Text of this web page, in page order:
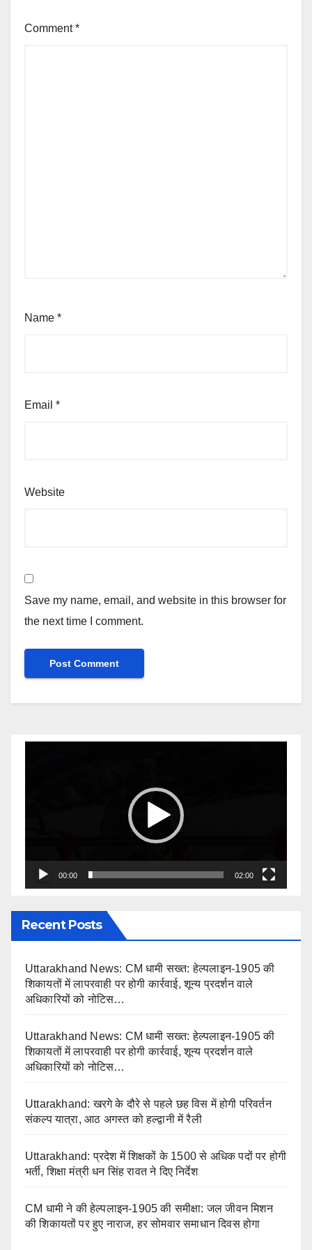
Comment*
Name *
Email *
Website
Save my name, email, and website in this browser for
the next time I comment.
00:00 02:00
Recent Posts
Uttarakhand News: CM धामी सख्त: हेल्पलाइन-1905 की
शिकायतों में लापरवाही पर होगी कार्रवाई, शून्य प्रदर्शन वाले
अधिकारियों को नोटिस…
Uttarakhand News: CM धामी सख्त: हेल्पलाइन-1905 की
शिकायतों में लापरवाही पर होगी कार्रवाई, शून्य प्रदर्शन वाले
अधिकारियों को नोटिस…
Uttarakhand: खरगे के दौरे से पहले छह विस में होगी परिवर्तन
संकल्प यात्रा, आठ अगस्त को हल्द्वानी में रैली
Uttarakhand: प्रदेश में शिक्षकों के 1500 से अधिक पदों पर होगी
भर्ती, शिक्षा मंत्री धन सिंह रावत ने दिए निर्देश
CM धामी ने की हेल्पलाइन-1905 की समीक्षा: जल जीवन मिशन
की शिकायतों पर हुए नाराज, हर सोमवार समाधान दिवस होगा